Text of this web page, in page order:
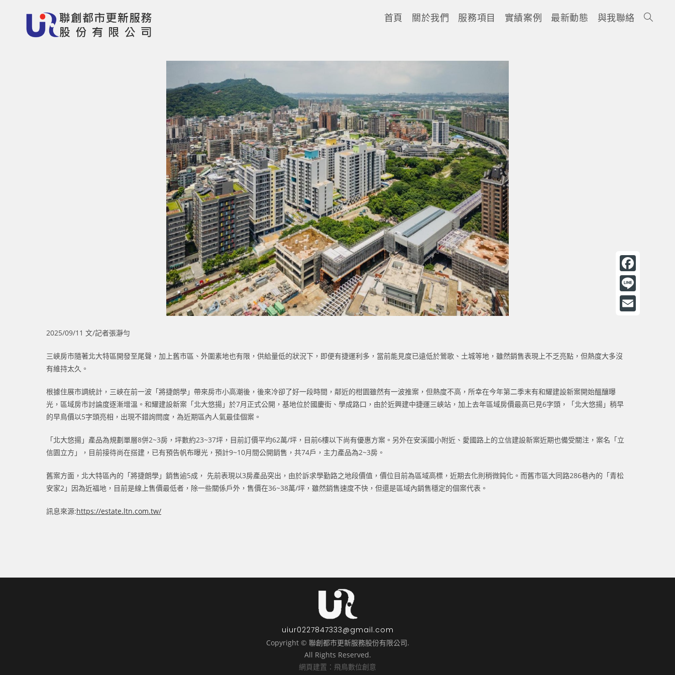
首頁 關於我們 服務項目 實績案例 最新動態 與我聯絡
2025/09/11 文/記者張瀞勻
三峽房市隨著北大特區開發至尾聲，加上舊市區、外圍素地也有限，供給量低的狀況下，即便有捷運利多，當前能見度已遠低於鶯歌、土城等地，雖然銷售表現上不乏亮點，但熱度大多沒
有維持太久。
根據住展市調統計，三峽在前一波「將捷朗學」帶來房市小高潮後，後來冷卻了好一段時間，鄰近的柑園雖然有一波推案，但熱度不高，所幸在今年第二季末有和耀建設新案開始醞釀曝
光，區域房市討論度逐漸增溫。和耀建設新案「北大悠揚」於7月正式公開，基地位於國慶街、學成路口，由於近興建中捷運三峽站，加上去年區域房價最高已見6字頭，「北大悠揚」稍早
的早鳥價以5字頭亮相，出現不錯詢問度，為近期區內人氣最佳個案。
「北大悠揚」產品為規劃單層8併2~3房，坪數約23~37坪，目前訂價平均62萬/坪，目前6樓以下尚有優惠方案。另外在安溪國小附近、愛國路上的立信建設新案近期也備受關注，案名「立
信園立方」，目前接待尚在搭建，已有預告帆布曝光，預計9~10月間公開銷售，共74戶，主力產品為2~3房。
舊案方面，北大特區內的「將捷朗學」銷售逾5成， 先前表現以3房產品突出，由於訴求學勤路之地段價值，價位目前為區域高標，近期去化則稍微鈍化。而舊市區大同路286巷內的「青松
安家2」因為近福地，目前是線上售價最低者，除一些關係戶外，售價在36~38萬/坪，雖然銷售速度不快，但還是區域內銷售穩定的個案代表。
訊息來源:https://estate.ltn.com.tw/
uiur0227847333@gmail.com
Copyright © 聯創都市更新服務股份有限公司.
All Rights Reserved.
網頁建置：飛鳥數位創意
F
a
c
o
L
a